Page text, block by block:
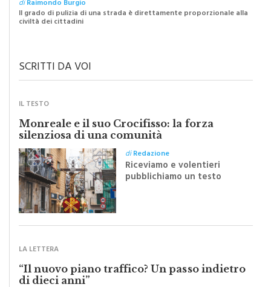
diRaimondo Burgio
Il grado di pulizia di una strada è direttamente proporzionale alla
civiltà dei cittadini
SCRITTI DA VOI
IL TESTO
Monreale e il suo Crocifisso: la forza
silenziosa di una comunità
diRedazione
Riceviamo e volentieri
pubblichiamo un testo
Festa del Santissimo
LA LETTERA
“Il nuovo piano traffico? Un passo indietro
di dieci anni”